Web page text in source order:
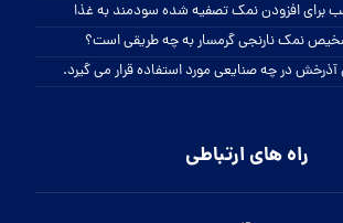
برای افزودن نمک تصفیه شده سودمند به غذا
نمک نارنجی گرمسار به چه طریقی است؟
در چه صنایعی مورد استفاده قرار می گیرد.
راه های ارتباطی